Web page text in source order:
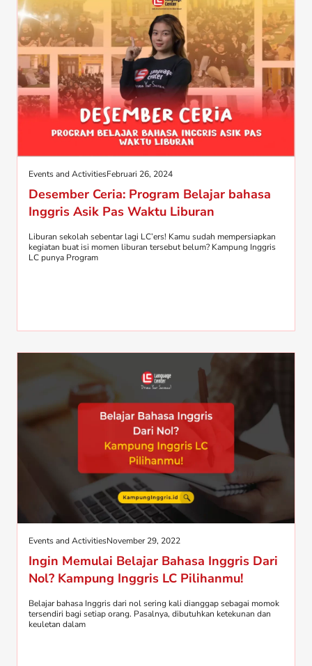
Events and ActivitiesFebruari 26, 2024
Desember Ceria: Program Belajar bahasa
Inggris Asik Pas Waktu Liburan
Liburan sekolah sebentar lagi LC’ers! Kamu sudah mempersiapkan
kegiatan buat isi momen liburan tersebut belum? Kampung Inggris
LC punya Program
Events and ActivitiesNovember 29, 2022
Ingin Memulai Belajar Bahasa Inggris Dari
Nol? Kampung Inggris LC Pilihanmu!
Belajar bahasa Inggris dari nol sering kali dianggap sebagai momok
tersendiri bagi setiap orang. Pasalnya, dibutuhkan ketekunan dan
keuletan dalam